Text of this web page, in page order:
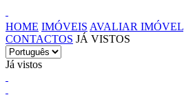
HOME IMÓVEIS AVALIAR IMÓVEL
CONTACTOS JÁ VISTOS
Já vistos